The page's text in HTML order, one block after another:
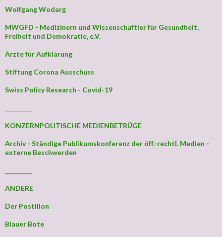
Wolfgang Wodarg
MWGFD - Medizinern und Wissenschaftler für Gesundheit,
Freiheit und Demokratie, e.V.
Ärzte für Aufklärung
Stiftung Corona Ausschuss
Swiss Policy Research - Covid-19
KONZERNPOLITISCHE MEDIENBETRÜGE
Archiv - Ständige Publikumskonferenz der öff.-rechtl. Medien -
externe Beschwerden
ANDERE
Der Postillon
Blauer Bote